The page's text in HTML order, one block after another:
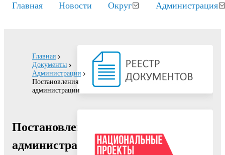
Главная Новости Округ Администрация
Главная
Документы
Администрация
Постановления
администрации
Постановление
администрации